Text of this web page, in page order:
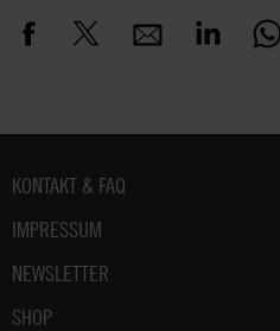
Fußbereich
KONTAKT & FAQ
IMPRESSUM
NEWSLETTER
SHOP